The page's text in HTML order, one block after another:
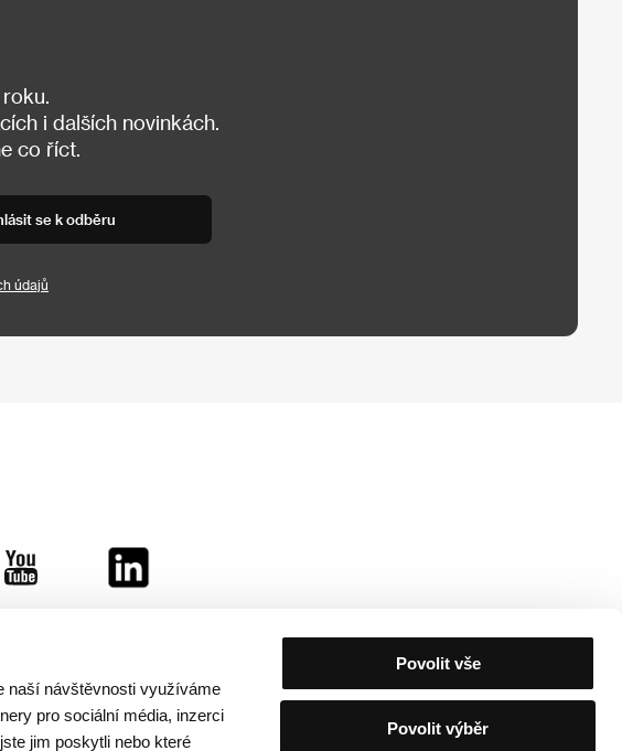
naší návštěvnosti využíváme
pro sociální média, inzerci
jim poskytli nebo které
Povolit vše
Povolit výběr
i dalších novinkách.
co říct.
se k odběru
údajů
i další projekty: